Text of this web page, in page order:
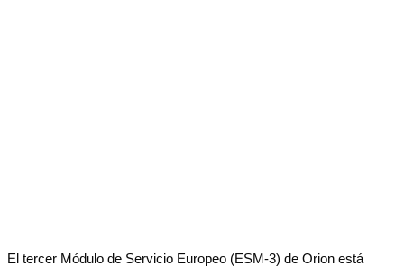
El tercer Módulo de Servicio Europeo (ESM-3) de Orion está